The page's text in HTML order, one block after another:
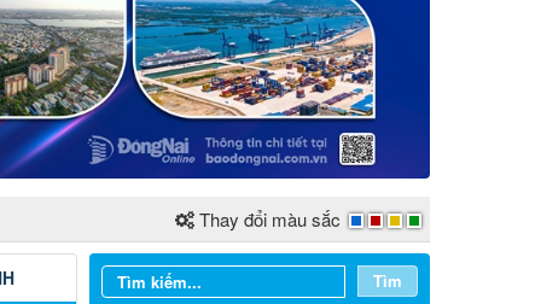
Thay đổi màu sắc
Tìm